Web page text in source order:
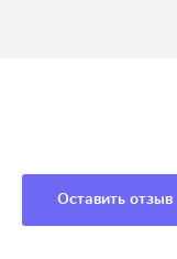
Оставить отзыв